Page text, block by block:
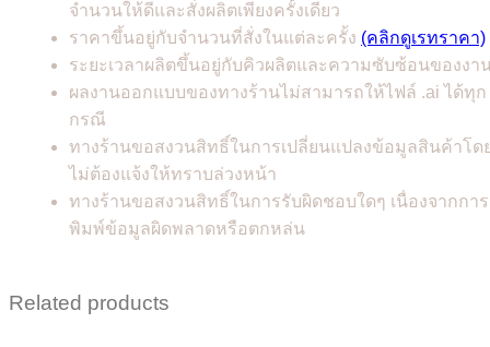
จำนวนให้ดีและสั่งผลิตเพียงครั้งเดียว
ราคาขึ้นอยู่กับจำนวนที่สั่งในแต่ละครั้ง (คลิกดูเรทราคา)
ระยะเวลาผลิตขึ้นอยู่กับคิวผลิตและความซับซ้อนของงา
ผลงานออกแบบของทางร้านไม่สามารถให้ไฟล์ .ai ได้ทุก
กรณี
ทางร้านขอสงวนสิทธิ์ในการเปลี่ยนแปลงข้อมูลสินค้าโด
ไม่ต้องแจ้งให้ทราบล่วงหน้า
ทางร้านขอสงวนสิทธิ์ในการรับผิดชอบใดๆ เนื่องจากการ
พิมพ์ข้อมูลผิดพลาดหรือตกหล่น
Related products